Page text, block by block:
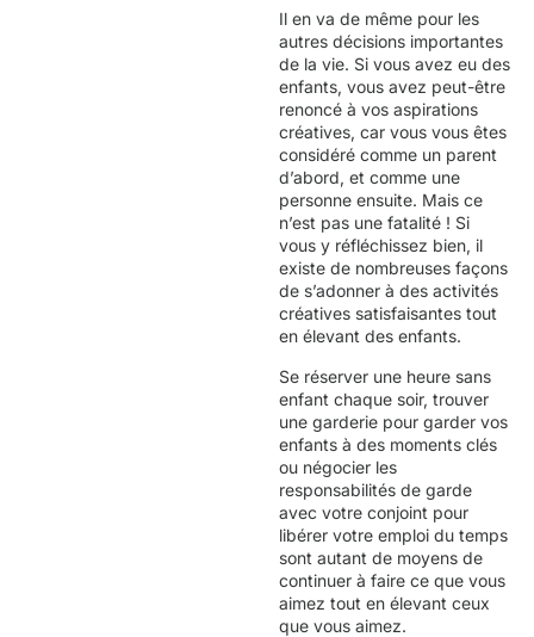
Il en va de même pour les
autres décisions importantes
de la vie. Si vous avez eu des
enfants, vous avez peut-être
renoncé à vos aspirations
créatives, car vous vous êtes
considéré comme un parent
d’abord, et comme une
personne ensuite. Mais ce
n’est pas une fatalité ! Si
vous y réfléchissez bien, il
existe de nombreuses façons
de s’adonner à des activités
créatives satisfaisantes tout
en élevant des enfants.
Se réserver une heure sans
enfant chaque soir, trouver
une garderie pour garder vos
enfants à des moments clés
ou négocier les
responsabilités de garde
avec votre conjoint pour
libérer votre emploi du temps
sont autant de moyens de
continuer à faire ce que vous
aimez tout en élevant ceux
que vous aimez.